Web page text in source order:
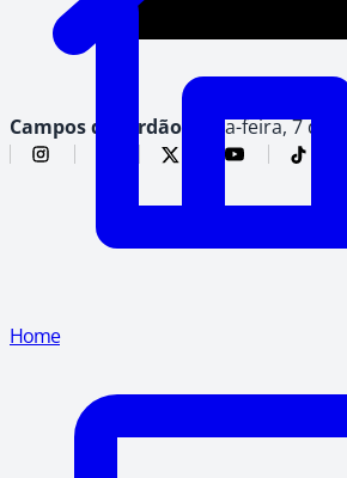
Campos do Jordão, sexta-feira, 7 de
Home